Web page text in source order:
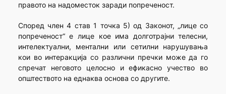
правото на надоместок заради попреченост.
Според член 4 став 1 точка 5) од Законот, „лице со
попреченост“ е лице кое има долготрајни телесни,
интелектуални, ментални или сетилни нарушувања
кои во интеракција со различни пречки може да го
спречат неговото целосно и ефикасно учество во
општеството на еднаква основа со другите.